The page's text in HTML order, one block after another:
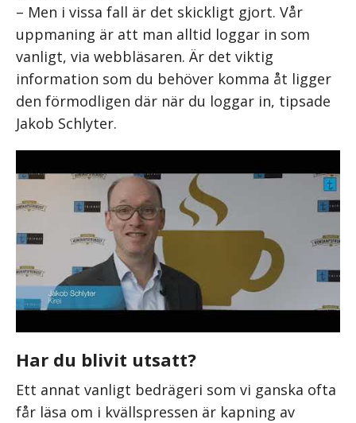
– Men i vissa fall är det skickligt gjort. Vår
uppmaning är att man alltid loggar in som
vanligt, via webbläsaren. Är det viktig
information som du behöver komma åt ligger
den förmodligen där när du loggar in, tipsade
Jakob Schlyter.
Har du blivit utsatt?
Ett annat vanligt bedrägeri som vi ganska ofta
får läsa om i kvällspressen är kapning av